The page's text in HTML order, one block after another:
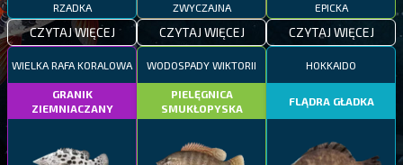
RZADKA
CZYTAJ WIĘCEJ
ZWYCZAJNA
CZYTAJ WIĘCEJ
EPICKA
CZYTAJ WIĘCEJ
WIELKA RAFA KORALOWA
GRANIK
ZIEMNIACZANY
WODOSPADY WIKTORII
PIELĘGNICA
SMUKŁOPYSKA
HOKKAIDO
FLĄDRA GŁADKA